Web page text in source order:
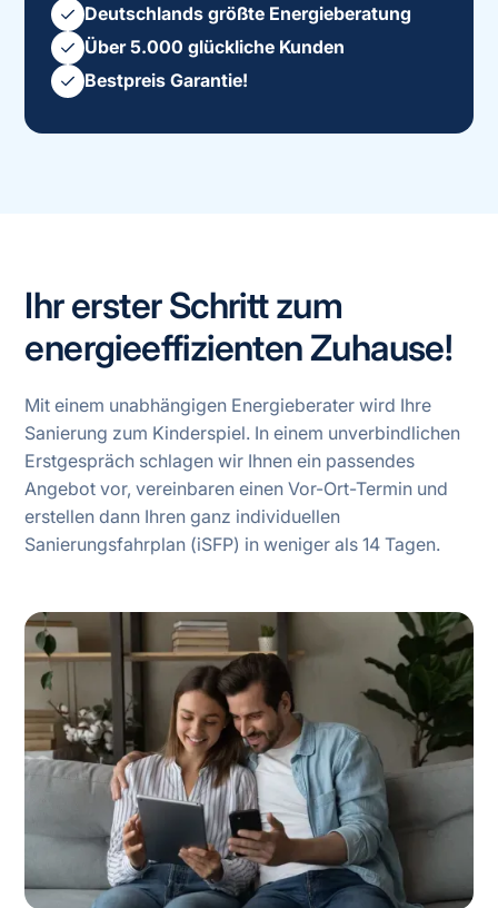
Deutschlands größte Energieberatung
Über 5.000 glückliche Kunden
Bestpreis Garantie!
Ihr erster Schritt zum
energieeffizienten Zuhause!
Mit einem unabhängigen Energieberater wird Ihre
Sanierung zum Kinderspiel. In einem unverbindlichen
Erstgespräch schlagen wir Ihnen ein passendes
Angebot vor, vereinbaren einen Vor-Ort-Termin und
erstellen dann Ihren ganz individuellen
Sanierungsfahrplan (iSFP) in weniger als 14 Tagen.